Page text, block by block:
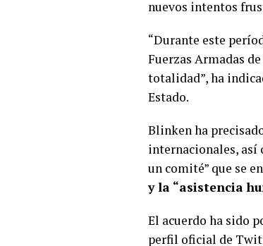
nuevos intentos
“Durante este
Fuerzas Armadas
totalidad”, ha
Estado.
Blinken ha
internacionales, así
un comité” que se
y la “asistencia
El acuerdo ha sido
perfil oficial de